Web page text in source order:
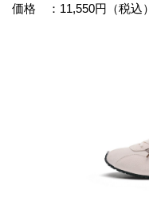
価格 ：11,550円（税込）